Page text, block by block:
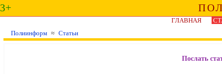
3+
ГЛАВНАЯ
Полиинформ ≈ Статьи
Послать